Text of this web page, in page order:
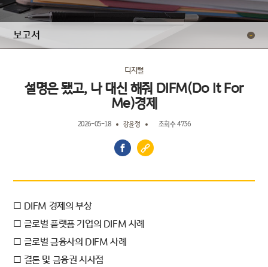
보고서
디지털
설명은 됐고, 나 대신 해줘 DIFM(Do It For
Me)경제
2026-05-18 강윤정 조회수 4736
□ DIFM 경제의 부상
□ 글로벌 플랫폼 기업의 DIFM 사례
□ 글로벌 금융사의 DIFM 사례
□ 결론 및 금융권 시사점